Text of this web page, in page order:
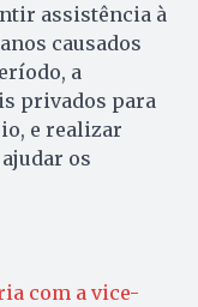
assistência à
causados
a
privados para
e realizar
os
com a vice-